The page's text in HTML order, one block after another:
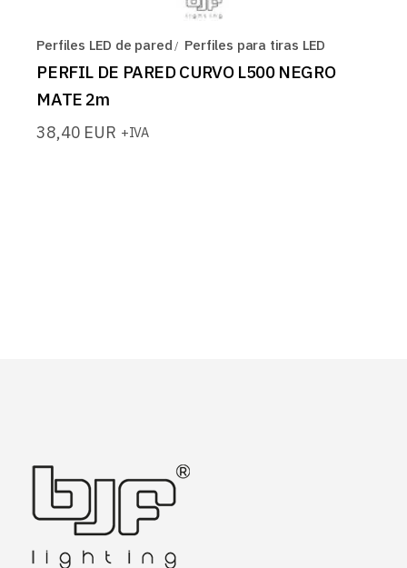
Perfiles LED de pared Perfiles para tiras LED
PERFIL DE PARED CURVO L500 NEGRO
MATE 2m
38,40 EUR +IVA